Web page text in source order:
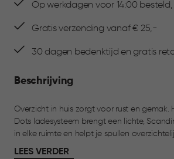
Op werkdagen voor 14:00
Gratis verzending vanaf € 25,-
30 dagen bedenktijd en gratis
Beschrijving
Overzicht in huis zorgt voor rust en gemak.
Dots ladesysteem brengt een lichte,
in elke ruimte en helpt je spullen
kenmerkende dots design met ronde
LEES VERDER